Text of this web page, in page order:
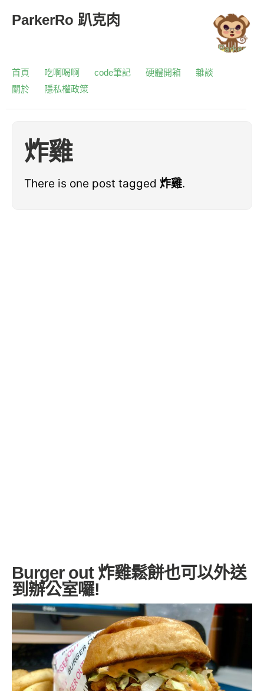
ParkerRo 趴克肉
首頁 吃啊喝啊 code筆記 硬體開箱
雜談
關於
隱私權政策
炸雞
There is one post tagged 炸雞.
Burger out 炸雞鬆餅也可以外送
到辦公室囉!